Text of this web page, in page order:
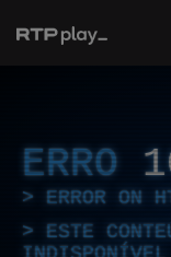
ERRO
ERROR ON
ESTE